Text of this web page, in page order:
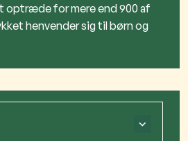
optræde for mere end 900 af
henvender sig til børn og